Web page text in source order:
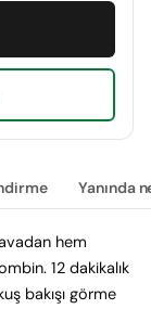
Yanında
hem
12 dakikalık
bakışı görme